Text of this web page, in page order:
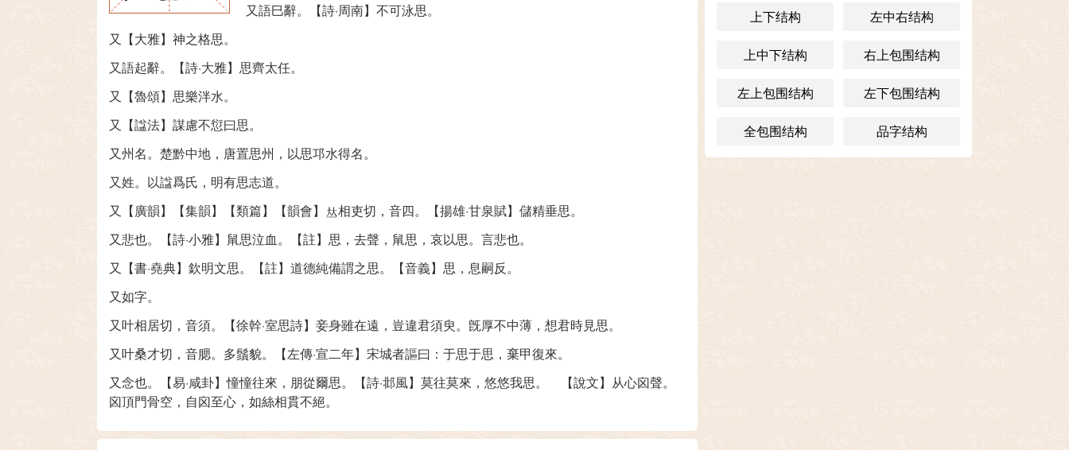
又語巳辭。【詩·周南】不可泳思。
又【大雅】神之格思。
又語起辭。【詩·大雅】思齊太任。
又【魯頌】思樂泮水。
又【諡法】謀慮不愆曰思。
又州名。楚黔中地，唐置思州，以思邛水得名。
又姓。以諡爲氏，明有思志道。
又【廣韻】【集韻】【類篇】【韻會】
相吏切，音四。【揚雄·甘泉賦】儲精垂思。
又悲也。【詩·小雅】䑕思泣血。【註】思，去聲，䑕思，哀以思。言悲也。
又【書·堯典】欽明文思。【註】道德純備謂之思。【音義】思，息嗣反。
又如字。
又叶相居切，音須。【徐幹·室思詩】妾身雖在遠，豈違君須臾。旣厚不中薄，想君時見思。
又叶桑才切，音腮。多鬚貌。【左傳·宣二年】宋城者謳曰：于思于思，棄甲復來。
又念也。【易·咸卦】憧憧往來，朋從爾思。【詩·邶風】莫往莫來，悠悠我思。 【說文】从心囟聲。
囟頂門骨空，自囟至心，如絲相貫不絕。
上下结构 左中右结构
上中下结构 右上包围结构
左上包围结构 左下包围结构
全包围结构 品字结构